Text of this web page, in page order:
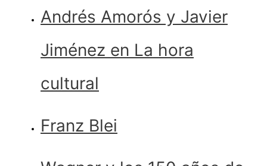
Andrés Amorós y Javier
Jiménez en La hora
cultural
Franz Blei